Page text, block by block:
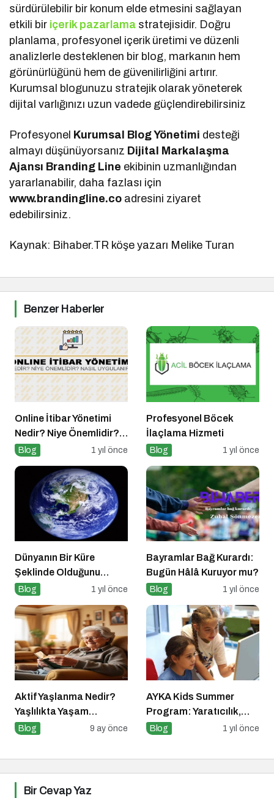
sürdürülebilir bir konum elde etmesini sağlayan
etkili bir içerik pazarlama stratejisidir. Doğru
planlama, profesyonel içerik üretimi ve düzenli
analizlerle desteklenen bir blog, markanın hem
görünürlüğünü hem de güvenilirliğini artırır.
Kurumsal blogunuzu stratejik olarak yöneterek
dijital varlığınızı uzun vadede güçlendirebilirsiniz
Profesyonel Kurumsal Blog Yönetimi desteği
almayı düşünüyorsanız Dijital Markalaşma
Ajansı Branding Line ekibinin uzmanlığından
yararlanabilir, daha fazlası için
www.brandingline.co adresini ziyaret
edebilirsiniz.
Kaynak: Bihaber.TR köşe yazarı Melike Turan
Benzer Haberler
Online İtibar Yönetimi
Nedir? Niye Önemlidir?
Online İtibar Yönetimi
Blog 1 yıl önce
Profesyonel Böcek
İlaçlama Hizmeti
Blog 1 yıl önce
Dünyanın Bir Küre
Şeklinde Olduğunu
Kanıtlayan Olaylar
Blog 1 yıl önce
Bayramlar Bağ Kurardı:
Bugün Hâlâ Kuruyor mu?
Blog 1 yıl önce
Aktif Yaşlanma Nedir?
Yaşlılıkta Yaşam
Kalitesini Artırmanın
Blog 9 ay önce
AYKA Kids Summer
Program: Yaratıcılık,
Disiplin ve İngilizce Bir
Blog 1 yıl önce
Bir Cevap Yaz